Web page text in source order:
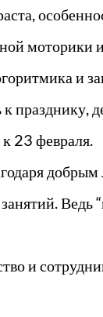
моторики
и
празднику,
23 февраля.
Ведь
и